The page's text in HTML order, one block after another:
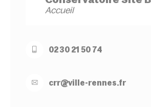
Accueil
02 30 21 50 74
crr@ville-rennes.fr